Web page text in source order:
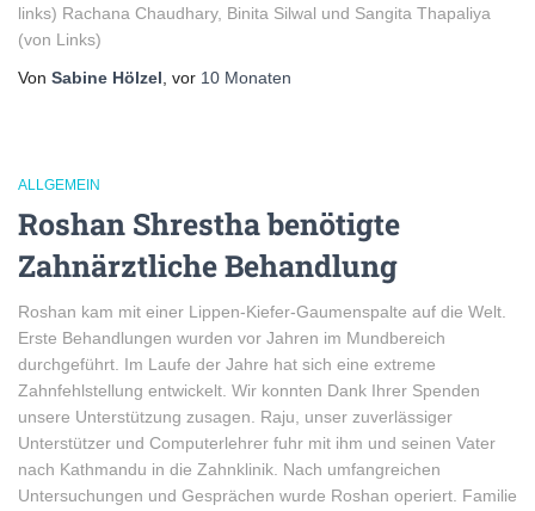
links) Rachana Chaudhary, Binita Silwal und Sangita Thapaliya
(von Links)
Von Sabine Hölzel , vor 10 Monaten
ALLGEMEIN
Roshan Shrestha benötigte
Zahnärztliche Behandlung
Roshan kam mit einer Lippen-Kiefer-Gaumenspalte auf die Welt.
Erste Behandlungen wurden vor Jahren im Mundbereich
durchgeführt. Im Laufe der Jahre hat sich eine extreme
Zahnfehlstellung entwickelt. Wir konnten Dank Ihrer Spenden
unsere Unterstützung zusagen. Raju, unser zuverlässiger
Unterstützer und Computerlehrer fuhr mit ihm und seinen Vater
nach Kathmandu in die Zahnklinik. Nach umfangreichen
Untersuchungen und Gesprächen wurde Roshan operiert. Familie